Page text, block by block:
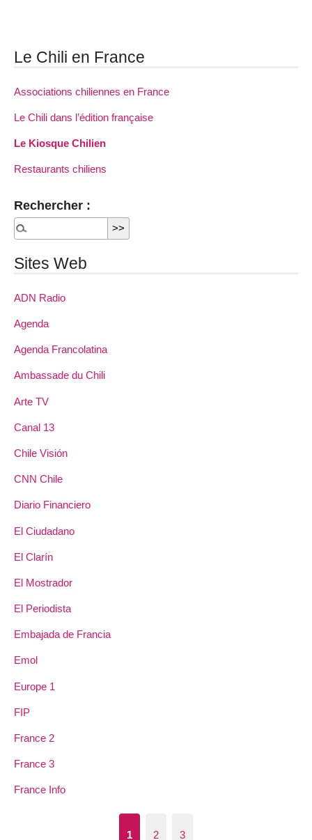
Le Chili en France
Associations chiliennes en France
Le Chili dans l’édition française
Le Kiosque Chilien
Restaurants chiliens
Rechercher :
Sites Web
ADN Radio
Agenda
Agenda Francolatina
Ambassade du Chili
Arte TV
Canal 13
Chile Visión
CNN Chile
Diario Financiero
El Ciudadano
El Clarín
El Mostrador
El Periodista
Embajada de Francia
Emol
Europe 1
FIP
France 2
France 3
France Info
1 2 3